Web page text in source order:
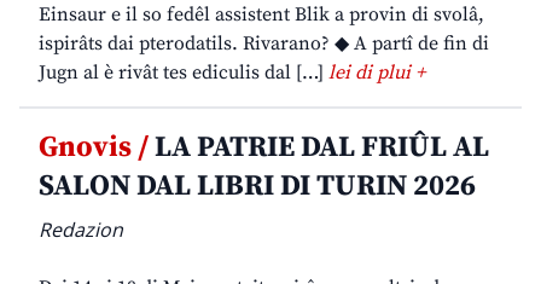
Einsaur e il so fedêl assistent Blik a provin di svolâ,
ispirâts dai pterodatils. Rivarano? ◆ A partî de fin di
Jugn al è rivât tes ediculis dal […] lei di plui +
Gnovis /LA PATRIE DAL FRIÛL AL
SALON DAL LIBRI DI TURIN 2026
Redazion